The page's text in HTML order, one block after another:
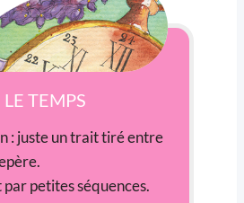
TEMPS
: juste un trait tiré entre
petites séquences.